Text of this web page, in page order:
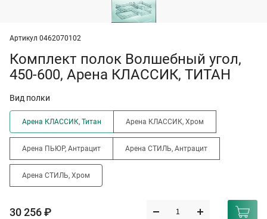
Артикул 0462070102
Комплект полок Волшебный угол,
450-600, Арена КЛАССИК, ТИТАН
Вид полки
Арена КЛАССИК, Титан Арена КЛАССИК, Хром
Арена ПЬЮР, Антрацит Арена СТИЛЬ, Антрацит
Арена СТИЛЬ, Хром
30 256 ₽